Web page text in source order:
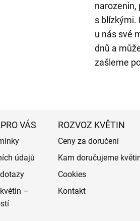
narozenin,
s blízkými.
u nás své
dnů a
zašleme
VÁS
údajů
–
ROZVOZ KVĚTIN
Ceny za doručení
Kam doručujeme
Cookies
Kontakt